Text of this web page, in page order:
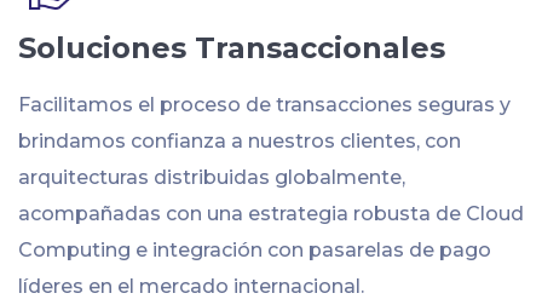
Soluciones Transaccionales
Facilitamos el proceso de transacciones seguras y
brindamos confianza a nuestros clientes, con
arquitecturas distribuidas globalmente,
acompañadas con una estrategia robusta de Cloud
Computing e integración con pasarelas de pago
líderes en el mercado internacional.